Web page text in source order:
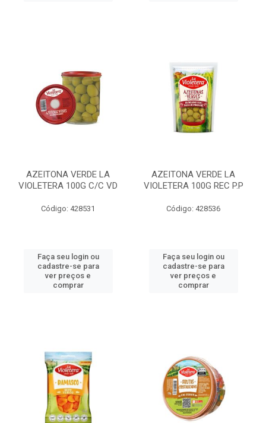
AZEITONA VERDE LA
VIOLETERA 100G C/C VD
Código: 428531
Faça seu login ou
cadastre-se para
ver preços e
comprar
AZEITONA VERDE LA
VIOLETERA 100G REC P.P
Código: 428536
Faça seu login ou
cadastre-se para
ver preços e
comprar